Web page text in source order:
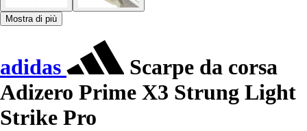
Mostra di più
adidas
Scarpe da corsa
Adizero Prime X3 Strung Light
Strike Pro